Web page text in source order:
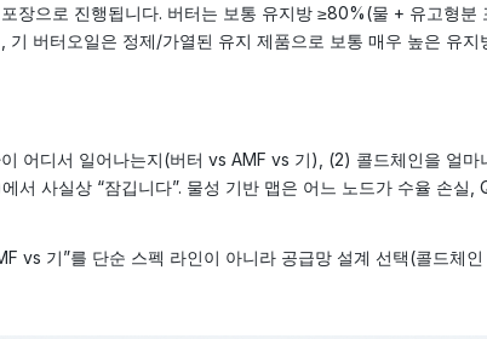
장으로 진행됩니다. 버터는 보통 유지방 ≥80%(물 + 유고형분
버터오일은 정제/가열된 유지 제품으로 보통 매우 높은 유
어디서 일어나는지(버터 vs AMF vs 기), (2) 콜드체인을 얼
서 사실상 “잠깁니다”. 물성 기반 맵은 어느 노드가 수율 손실,
vs 기”를 단순 스펙 라인이 아니라 공급망 설계 선택(콜드체